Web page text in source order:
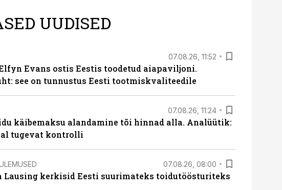
UUDISED
07.08.26, 11:52
Evans ostis Eestis toodetud aiapaviljoni.
see on tunnustus Eesti tootmiskvaliteedile
07.08.26, 11:24
käibemaksu alandamine tõi hinnad alla. Analüütik:
tugevat kontrolli
07.08.26, 08:00
Lausing kerkisid Eesti suurimateks toidutöösturiteks